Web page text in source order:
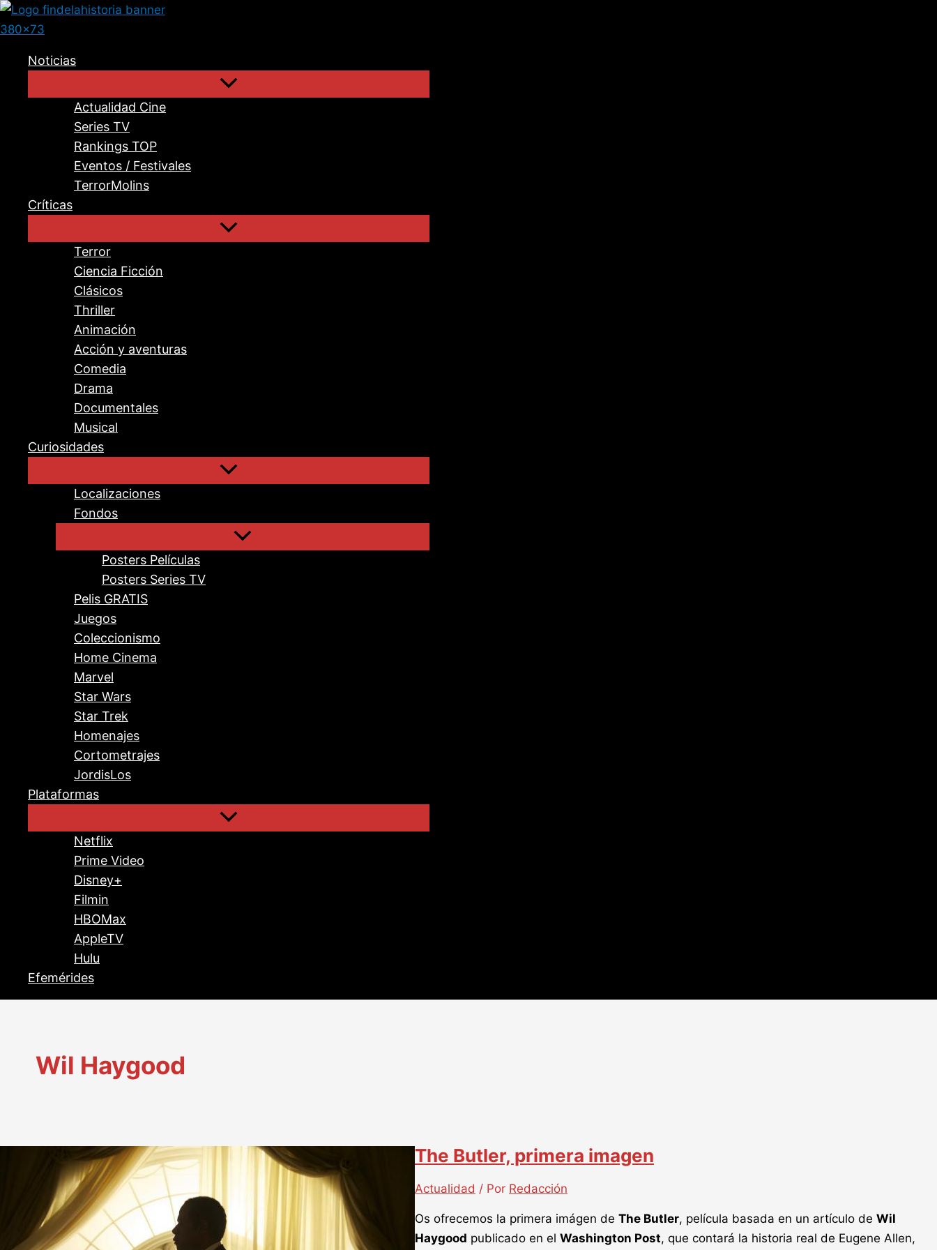
Ir
al
Noticias
Actualidad Cine
Series TV
Rankings TOP
Eventos / Festivales
TerrorMolins
Críticas
Terror
Ciencia Ficción
Clásicos
Thriller
Animación
Acción y aventuras
Comedia
Drama
Documentales
Musical
Curiosidades
Localizaciones
Fondos
Posters Películas
Posters Series TV
Pelis GRATIS
Juegos
Coleccionismo
Home Cinema
Marvel
Star Wars
Star Trek
Homenajes
Cortometrajes
JordisLos
Plataformas
Netflix
Prime Video
Disney+
Filmin
HBOMax
AppleTV
Hulu
Efemérides
Wil Haygood
The Butler, primera imagen
Actualidad / Por Redacción
Os ofrecemos la primera imágen de The Butler, película basada en un artículo de Wil
Haygood publicado en el Washington Post, que contará la historia real de Eugene Allen,